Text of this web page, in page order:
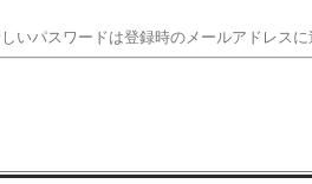
いパスワードは登録時のメールアドレスに